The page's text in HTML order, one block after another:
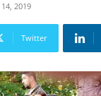
2019
Twitter